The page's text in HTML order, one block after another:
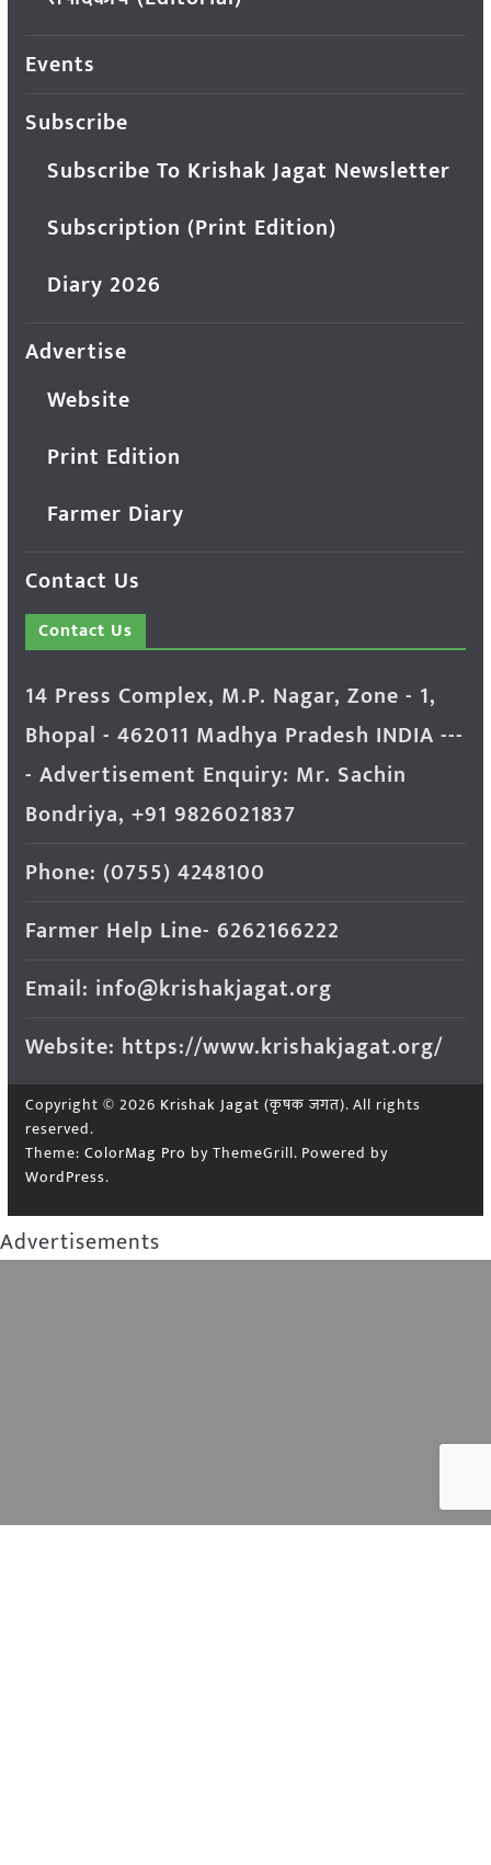
Events
Subscribe
Subscribe To Krishak Jagat Newsletter
Subscription (Print Edition)
Diary 2026
Advertise
Website
Print Edition
Farmer Diary
Contact Us
Contact Us
14 Press Complex, M.P. Nagar, Zone - 1,
Bhopal - 462011 Madhya Pradesh INDIA ---
- Advertisement Enquiry: Mr. Sachin
Bondriya, +91 9826021837
Phone: (0755) 4248100
Farmer Help Line- 6262166222
Email: info@krishakjagat.org
Website: https://www.krishakjagat.org/
Copyright © 2026 Krishak Jagat (कृषक जगत). All rights
reserved.
Theme: ColorMag Pro by ThemeGrill. Powered by
WordPress.
Advertisements